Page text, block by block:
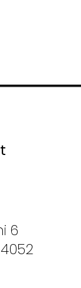
6